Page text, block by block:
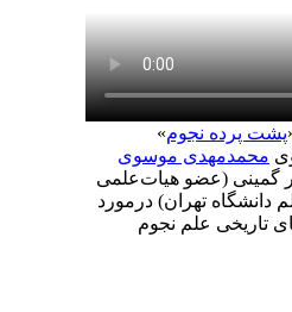
پشت‌ پرده نجوم»
محمد‌مهدی موسوی
گمینی (عضو هیات‌علمی
دانشگاه تهران) درمورد
تاریخی علم نجوم